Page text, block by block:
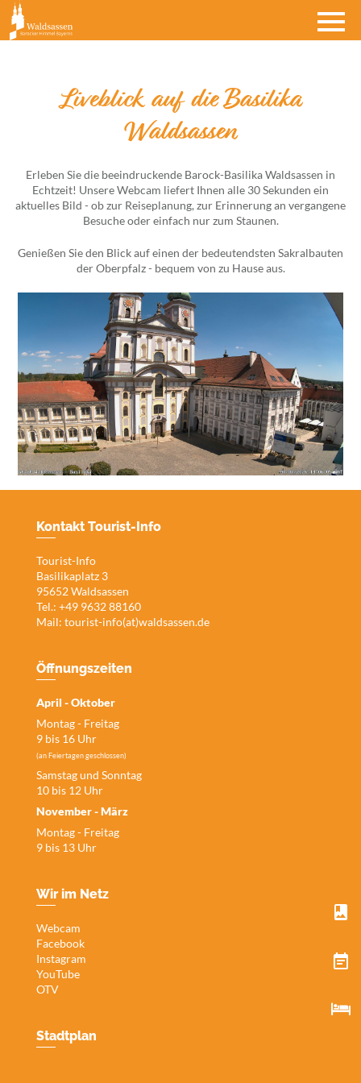
Liveblick auf die Basilika
Waldsassen
Erleben Sie die beeindruckende Barock-Basilika Waldsassen in
Echtzeit! Unsere Webcam liefert Ihnen alle 30 Sekunden ein
aktuelles Bild - ob zur Reiseplanung, zur Erinnerung an vergangene
Besuche oder einfach nur zum Staunen.
Genießen Sie den Blick auf einen der bedeutendsten Sakralbauten
der Oberpfalz - bequem von zu Hause aus.
Kontakt Tourist-Info
Tourist-Info
Basilikaplatz 3
95652 Waldsassen
Tel.: +49 9632 88160
Mail: tourist-info(at)waldsassen.de
Öffnungszeiten
April - Oktober
Montag - Freitag
9 bis 16 Uhr
(an Feiertagen geschlossen)
Samstag und Sonntag
10 bis 12 Uhr
November - März
Montag - Freitag
9 bis 13 Uhr
Wir im Netz
Webcam
Facebook
Instagram
YouTube
OTV
Stadtplan